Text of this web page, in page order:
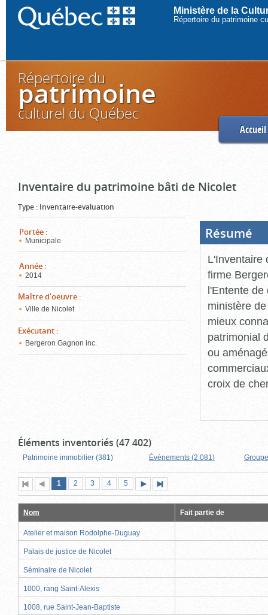
Ministère de la
Répertoire du patrimoine
Répertoire du
patrimoine
culturel du Québec
Accueil
Inventaire du patrimoine bâti de Nicolet
Type : Inventaire-évaluation
Portée :
Municipale
Année :
2014
Maître d'oeuvre :
Ville de Nicolet
Exécutant :
Bergeron Gagnon inc.
Résumé
L'Inventaire
firme
l'Entente de
ministère
mieux
patrimonial
ou
croix de
Éléments inventoriés (47 402)
Patrimoine immobilier (381) Événements (2 081)
Première
page
Page
précédente
Page
1 (page
actuelle)
Page
2 Page
3 Page
4 Page
5
suivante
page
Nom Fait partie de
Atelier et maison Rodolphe-Duguay
Palais de justice de Nicolet
Séminaire de Nicolet
1000, rang Saint-Alexis
1008, rue Saint-Jean-Baptiste